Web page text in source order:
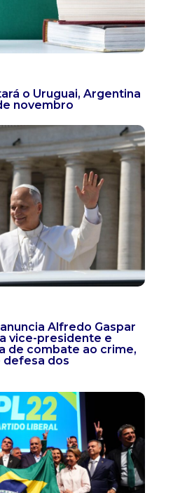
o Uruguai, Argentina
novembro
Alfredo Gaspar
vice-presidente e
de combate ao crime,
defesa dos